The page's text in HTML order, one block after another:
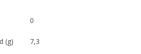
0
(g) 7,3